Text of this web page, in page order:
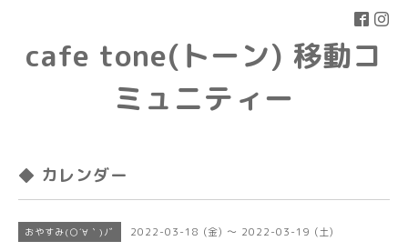
cafe tone(トーン) 移動コ
ミュニティー
◆ カレンダー
おやすみ(○´∀｀)ﾉﾞ 2022-03-18 (金) ～ 2022-03-19 (土)